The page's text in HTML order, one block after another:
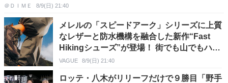
＠ＤＩＭＥ 8/9(日) 21:40
メレルの「スピードアーク」シリーズに上質
なレザーと防水機構を融合した新作“Fast
Hikingシューズ”が登場！ 街でも山でもハマ
る本格派の1足とは
VAGUE 8/9(日) 21:40
ロッテ・八木がリリーフだけで９勝目「野手